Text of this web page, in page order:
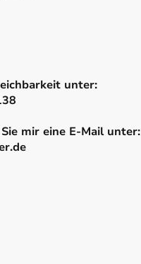
unter:
mir eine E-Mail unter: